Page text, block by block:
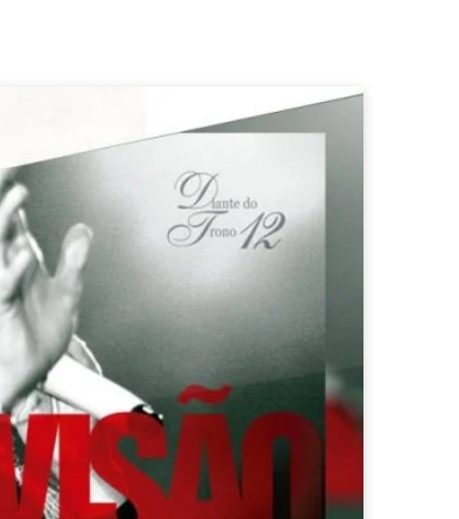
o r